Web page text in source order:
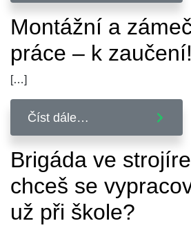
Montážní a
práce – k zaučení!
[…]
Číst dále…
Brigáda ve
chceš se
už při škole?